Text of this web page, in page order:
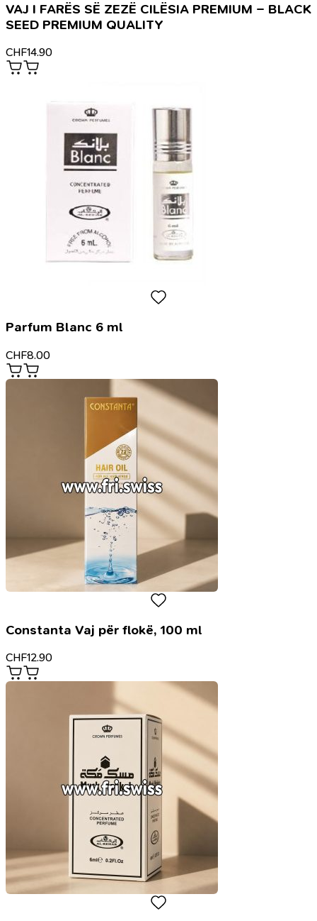
VAJ I FARËS SË ZEZË CILËSIA PREMIUM – BLACK
SEED PREMIUM QUALITY
CHF14.90
Parfum Blanc 6 ml
CHF8.00
Constanta Vaj për flokë, 100 ml
CHF12.90